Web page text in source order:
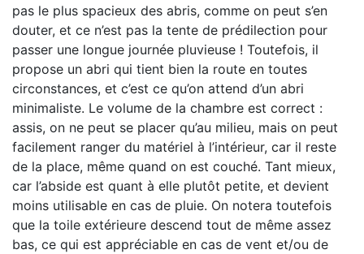
pas le plus spacieux des abris, comme on peut s’en
douter, et ce n’est pas la tente de prédilection pour
passer une longue journée pluvieuse ! Toutefois, il
propose un abri qui tient bien la route en toutes
circonstances, et c’est ce qu’on attend d’un abri
minimaliste. Le volume de la chambre est correct :
assis, on ne peut se placer qu’au milieu, mais on peut
facilement ranger du matériel à l’intérieur, car il reste
de la place, même quand on est couché. Tant mieux,
car l’abside est quant à elle plutôt petite, et devient
moins utilisable en cas de pluie. On notera toutefois
que la toile extérieure descend tout de même assez
bas, ce qui est appréciable en cas de vent et/ou de